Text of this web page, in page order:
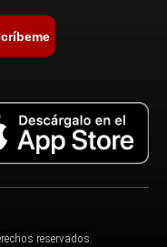
reservados.